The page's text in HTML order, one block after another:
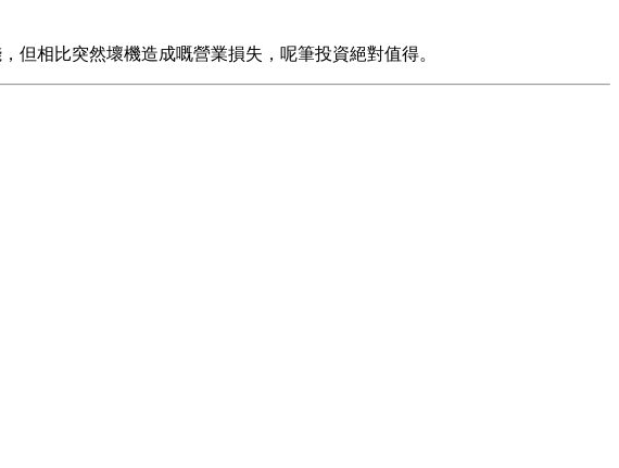
但相比突然壞機造成嘅營業損失，呢筆投資絕對值得。